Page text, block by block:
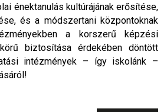
énektanulás kultúrájának erősítése,
és a módszertani központoknak
a korszerű képzési
biztosítása érdekében döntött
intézmények – így iskolánk –